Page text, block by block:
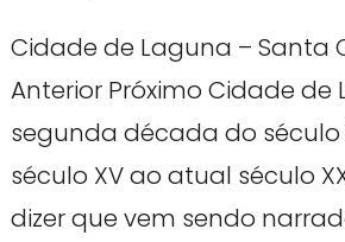
Cidade de Laguna – Santa
Anterior Próximo Cidade de
segunda década do século
século XV ao atual século
dizer que vem sendo